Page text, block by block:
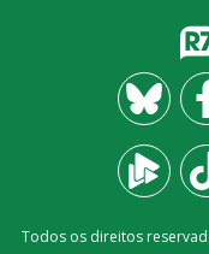
Todos os direitos